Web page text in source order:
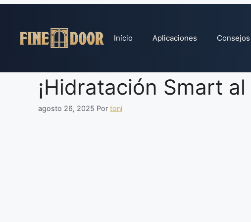
conteúdo
Início Aplicaciones Consejos
¡Hidratación Smart
agosto 26, 2025 Por toni